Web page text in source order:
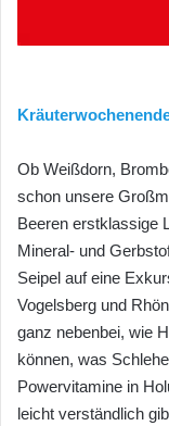
Ob Weißdorn,
schon unsere
Beeren erstklassige
Mineral- und
Seipel auf eine
Vogelsberg und
ganz nebenbei, wie
können, was
Powervitamine in
leicht verständlich